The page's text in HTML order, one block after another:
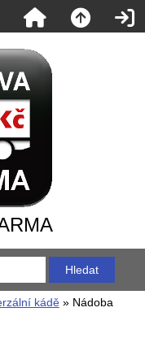
kádě» Nádoba